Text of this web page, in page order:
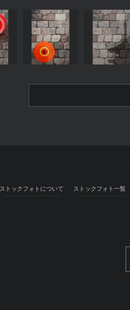
ストックフォトについて ストックフォト一覧